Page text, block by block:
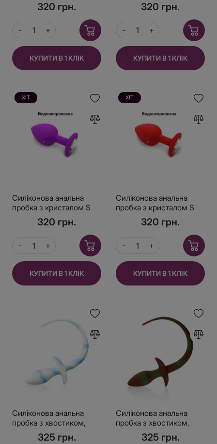
320 грн.
КУПИТИ В 1 КЛІК
320 грн.
КУПИТИ В 1 КЛІК
ХІТ
Силіконова анальна
пробка з кристалом S
320 грн.
КУПИТИ В 1 КЛІК
ХІТ
Силіконова анальна
пробка з кристалом S
320 грн.
КУПИТИ В 1 КЛІК
Силіконова анальна
пробка з хвостиком,
Біло/Блакитний
325 грн.
Силіконова анальна
пробка з хвостиком,
Зелено/Коричнева
325 грн.